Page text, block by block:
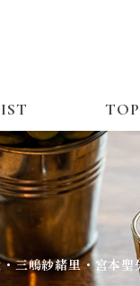
三嶋紗緒里・宮本